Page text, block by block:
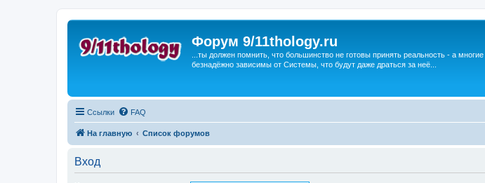
Форум 9/11thology.ru
...ты должен помнить, что большинство не готовы принять реальность - а
безнадёжно зависимы от Системы, что будут даже драться за неё...
Ссылки FAQ
На главную Список форумов
Вход